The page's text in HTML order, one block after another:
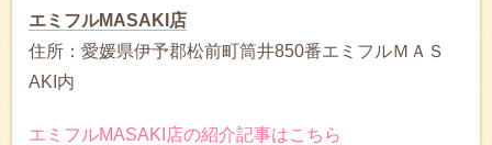
エミフルMASAKI店
住所：愛媛県伊予郡松前町筒井850番エミフルＭＡＳ
AKI内
エミフルMASAKI店の紹介記事はこちら